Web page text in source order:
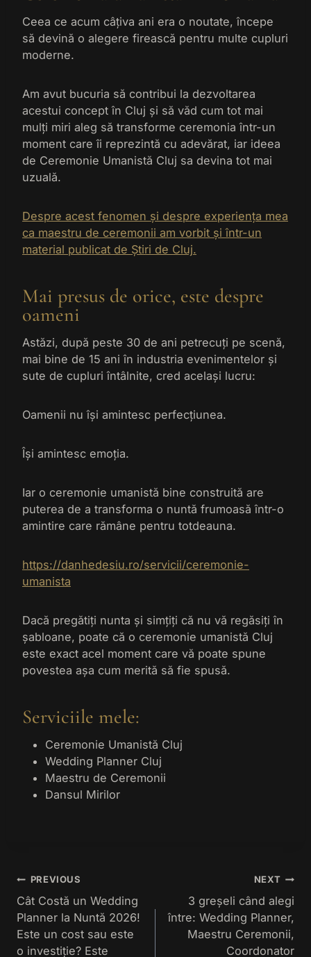
Ceea ce acum câțiva ani era o noutate, începe
să devină o alegere firească pentru multe cupluri
moderne.
Am avut bucuria să contribui la dezvoltarea
acestui concept în Cluj și să văd cum tot mai
mulți miri aleg să transforme ceremonia într-un
moment care îi reprezintă cu adevărat, iar ideea
de Ceremonie Umanistă Cluj sa devina tot mai
uzuală.
Despre acest fenomen și despre experiența mea
ca maestru de ceremonii am vorbit și într-un
material publicat de Știri de Cluj.
Mai presus de orice, este despre
oameni
Astăzi, după peste 30 de ani petrecuți pe scenă,
mai bine de 15 ani în industria evenimentelor și
sute de cupluri întâlnite, cred același lucru:
Oamenii nu își amintesc perfecțiunea.
Își amintesc emoția.
Iar o ceremonie umanistă bine construită are
puterea de a transforma o nuntă frumoasă într-o
amintire care rămâne pentru totdeauna.
https://danhedesiu.ro/servicii/ceremonie-
umanista
Dacă pregătiți nunta și simțiți că nu vă regăsiți în
șabloane, poate că o ceremonie umanistă Cluj
este exact acel moment care vă poate spune
povestea așa cum merită să fie spusă.
Serviciile mele:
Ceremonie Umanistă Cluj
Wedding Planner Cluj
Maestru de Ceremonii
Dansul Mirilor
Navigare
în
articole
PREVIOUS
Cât Costă un Wedding
Planner la Nuntă 2026!
Este un cost sau este
o investiție? Este
NEXT
3 greșeli când alegi
între: Wedding Planner,
Maestru Ceremonii,
Coordonator